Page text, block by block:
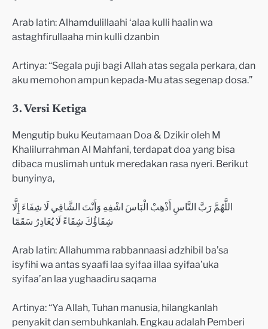
Arab latin: Alhamdulillaahi ‘alaa kulli haalin wa
astaghfirullaaha min kulli dzanbin
Artinya: “Segala puji bagi Allah atas segala perkara, dan
aku memohon ampun kepada-Mu atas segenap dosa.”
3. Versi Ketiga
Mengutip buku Keutamaan Doa & Dzikir oleh M
Khalilurrahman Al Mahfani, terdapat doa yang bisa
dibaca muslimah untuk meredakan rasa nyeri. Berikut
bunyinya,
اللَّهُمَّ رَبَّ النَّاسِ أَذْهِبْ الْبَاسَ اشْفِهِ وَأَنْتَ الشَّافِي لَا شِفَاءَ إِلَّا
شِفَاؤُكَ شِفَاءً لَا يُغَادِرُ سَقَمًا
Arab latin: Allahumma rabbannaasi adzhibil ba’sa
isyfihi wa antas syaafi laa syifaa illaa syifaa’uka
syifaa’an laa yughaadiru saqama
Artinya: “Ya Allah, Tuhan manusia, hilangkanlah
penyakit dan sembuhkanlah. Engkau adalah Pemberi